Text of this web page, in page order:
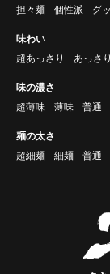
担々麺
個性派 グ
味わい
超あっさり
あっさり
味の濃さ
超薄味
薄味 普通
麺の太さ
超細麺
細麺 普通